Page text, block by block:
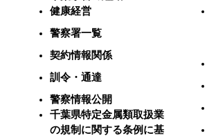
健康経営
警察署一覧
契約情報関係
訓令・通達
警察情報公開
千葉県特定金属類取扱業
の規制に関する条例に基